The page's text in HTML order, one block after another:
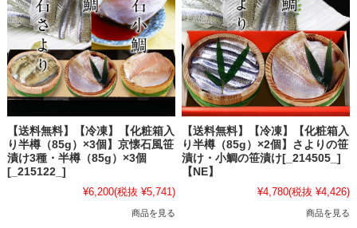
【送料無料】【冷凍】【化粧箱入
り半樽（85g）×3個】京懐石風笹
漬け3種・半樽（85g）×3個
[_215122_]
¥6,200(税抜 ¥5,741)
商品を見る
【送料無料】【冷凍】【化粧箱入
り半樽（85g）×2個】さよりの笹
漬け・小鯛の笹漬け[_214505_]
【NE】
¥4,780(税抜 ¥4,426)
商品を見る